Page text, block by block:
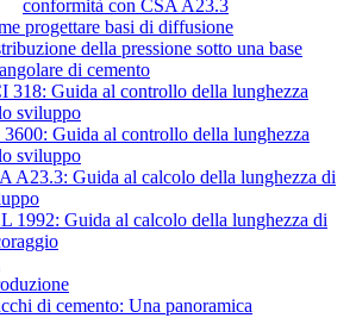
conformità con CSA A23.3
progettare basi di diffusione
della pressione sotto una base
di cemento
318: Guida al controllo della lunghezza
sviluppo
Guida al controllo della lunghezza
sviluppo
A23.3: Guida al calcolo della lunghezza di
1992: Guida al calcolo della lunghezza di
di cemento: Una panoramica